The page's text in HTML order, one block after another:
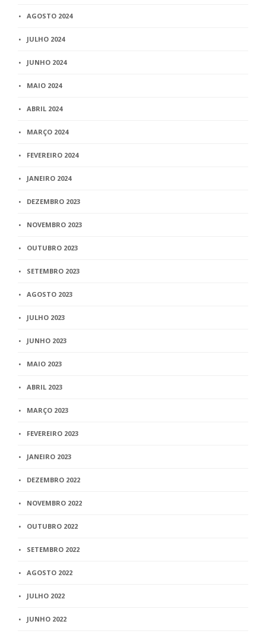
AGOSTO 2024
JULHO 2024
JUNHO 2024
MAIO 2024
ABRIL 2024
MARÇO 2024
FEVEREIRO 2024
JANEIRO 2024
DEZEMBRO 2023
NOVEMBRO 2023
OUTUBRO 2023
SETEMBRO 2023
AGOSTO 2023
JULHO 2023
JUNHO 2023
MAIO 2023
ABRIL 2023
MARÇO 2023
FEVEREIRO 2023
JANEIRO 2023
DEZEMBRO 2022
NOVEMBRO 2022
OUTUBRO 2022
SETEMBRO 2022
AGOSTO 2022
JULHO 2022
JUNHO 2022